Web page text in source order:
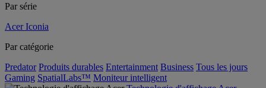
Par série
Acer Iconia
Par catégorie
Predator Produits durables Entertainment Business Tous les jours
Gaming SpatialLabs™ Moniteur intelligent